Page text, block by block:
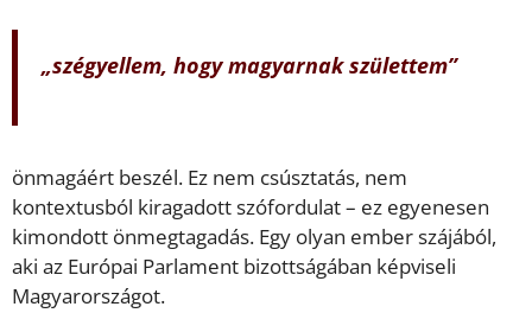
„szégyellem, hogy magyarnak születtem”
önmagáért beszél. Ez nem csúsztatás, nem
kontextusból kiragadott szófordulat – ez egyenesen
kimondott önmegtagadás. Egy olyan ember szájából,
aki az Európai Parlament bizottságában képviseli
Magyarországot.